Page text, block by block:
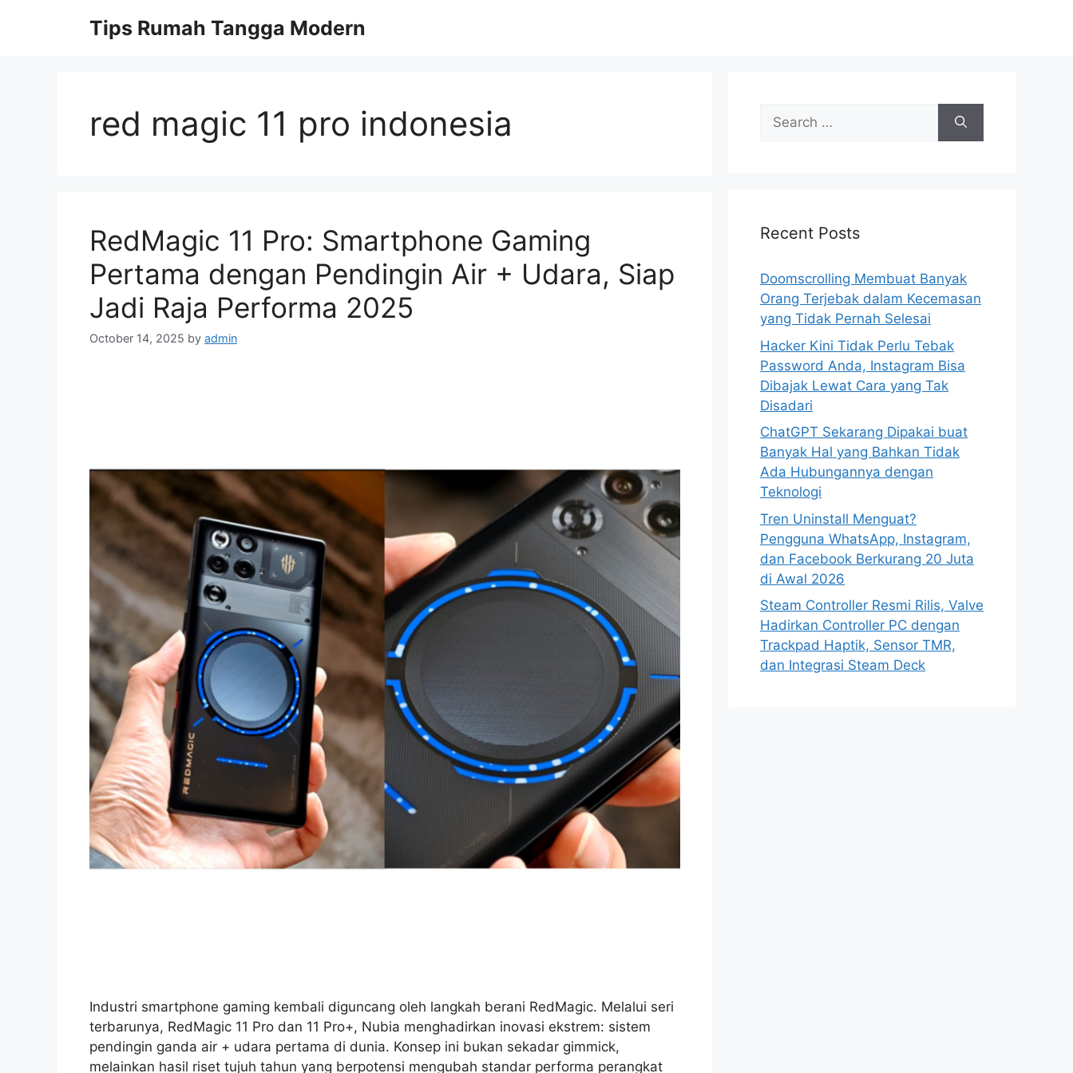
Tips Rumah Tangga Modern
red magic 11 pro indonesia
RedMagic 11 Pro: Smartphone Gaming
Pertama dengan Pendingin Air + Udara, Siap
Jadi Raja Performa 2025
October 14, 2025 by admin
Industri smartphone gaming kembali diguncang oleh langkah berani RedMagic. Melalui seri
terbarunya, RedMagic 11 Pro dan 11 Pro+, Nubia menghadirkan inovasi ekstrem: sistem
pendingin ganda air + udara pertama di dunia. Konsep ini bukan sekadar gimmick,
melainkan hasil riset tujuh tahun yang berpotensi mengubah standar performa perangkat
f
r
:
Recent Posts
Doomscrolling Membuat Banyak
Orang Terjebak dalam Kecemasan
yang Tidak Pernah Selesai
Hacker Kini Tidak Perlu Tebak
Password Anda, Instagram Bisa
Dibajak Lewat Cara yang Tak
Disadari
ChatGPT Sekarang Dipakai buat
Banyak Hal yang Bahkan Tidak
Ada Hubungannya dengan
Teknologi
Tren Uninstall Menguat?
Pengguna WhatsApp, Instagram,
dan Facebook Berkurang 20 Juta
di Awal 2026
Steam Controller Resmi Rilis, Valve
Hadirkan Controller PC dengan
Trackpad Haptik, Sensor TMR,
dan Integrasi Steam Deck